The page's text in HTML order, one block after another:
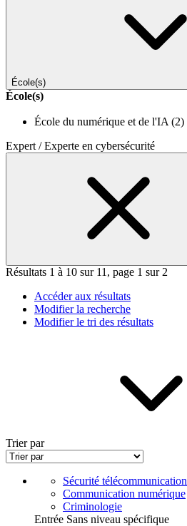
École(s)
École(s)
École du numérique et de l'IA (2)
Expert / Experte en cybersécurité
Résultats 1 à 10 sur 11, page 1 sur 2
Accéder aux résultats
Modifier la recherche
Modifier le tri des résultats
Trier par
Sécurité télécommunication
Communication numérique
Criminologie
Entrée Sans niveau spécifique